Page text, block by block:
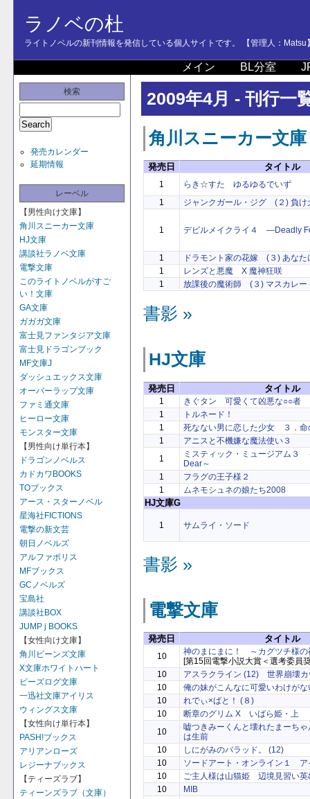
ラノベの杜
ライトノベルの新刊情報を発信している個人サイトです。 【管理人：Matsu
メイン BL分室
検索
発売カレンダー
延期情報
レーベル
【男性向け文庫】
角川スニーカー文庫
HJ文庫
講談社ラノベ文庫
電撃文庫
このライトノベルがすご
い！文庫
GA文庫
ガガガ文庫
富士見ファンタジア文庫
富士見ドラゴンブック
MF文庫J
ダッシュエックス文庫
オーバーラップ文庫
ファミ通文庫
ヒーロー文庫
モンスター文庫
【男性向け単行本】
ドラゴンノベルス
カドカワBOOKS
TOブックス
アース・スターノベル
星海社FICTIONS
電撃の新文芸
朝日ノベルズ
アルファポリス
MFブックス
GCノベルズ
宝島社
講談社BOX
JUMP j BOOKS
【女性向け文庫】
角川ビーンズ文庫
X文庫ホワイトハート
ビーズログ文庫
一迅社文庫アイリス
ウィングス文庫
【女性向け単行本】
PASH!ブックス
アリアンローズ
レジーナブックス
【ティーズラブ】
ティーンズラブ（文庫）
2009年4月 - 刊行一
角川スニーカー文庫
発売日 タイトル
1
らき☆すた ゆるゆるでいず
1
ジャンクガール・ジグ (２) 負け
1 デビルメイクライ４ ―Deadly
1
ドラモント家の花嫁 (３) あなた
1
レンズと悪魔 X 魔神狂咲
1
放課後の魔術師 (３) マスカレー
書影 »
HJ文庫
発売日 タイトル
1
きぐタン 可愛くて凶悪な○○者
1
トルネード！
1
死なない男に恋した少女 ３．命
1
アニスと不機嫌な魔法使い３
1
ミスティック・ミュージアム３
Dear～
1
フラグの王子様２
1
ムネモシュネの娘たち2008
HJ文庫G
1 サムライ・ソード
書影 »
電撃文庫
発売日 タイトル
10
神のまにまに！ ～カグツチ様の
[第15回電撃小説大賞＜選考委員
10
アスラクライン (12) 世界崩壊カ
10
俺の妹がこんなに可愛いわけがな
10
れでぃ×ばと！ (８)
10
断章のグリム X いばら姫・上
10
嘘つきみーくんと壊れたまーち
は生前
10
しにがみのバラッド。 (12)
10
ソードアート・オンライン１ ア
10
ご主人様は山猫姫 辺境見習い英
10
MIB